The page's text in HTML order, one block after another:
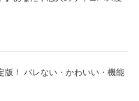
版！ バレない・かわいい・機能